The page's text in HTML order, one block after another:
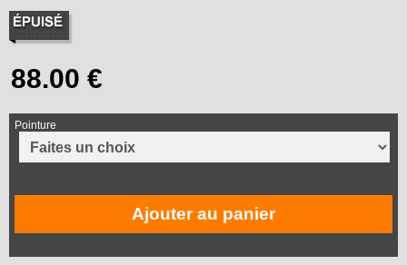
Pointure
Ajouter au panier